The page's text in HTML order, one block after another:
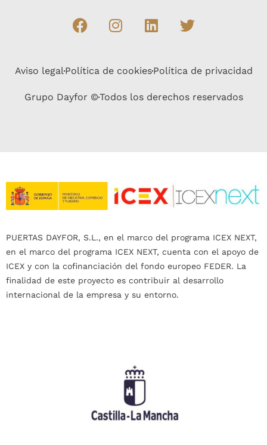
Aviso legalPolítica de cookiesPolítica de privacidad
Grupo Dayfor ©Todos los derechos reservados
PUERTAS DAYFOR, S.L., en el marco del programa ICEX NEXT,
en el marco del programa ICEX NEXT, cuenta con el apoyo de
ICEX y con la cofinanciación del fondo europeo FEDER. La
finalidad de este proyecto es contribuir al desarrollo
internacional de la empresa y su entorno.